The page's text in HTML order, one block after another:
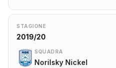
STAGIONE
2019/20
SQUADRA
Norilsky Nickel